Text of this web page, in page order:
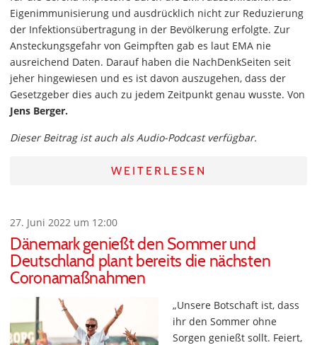
Eigenimmunisierung und ausdrücklich nicht zur Reduzierung
der Infektionsübertragung in der Bevölkerung erfolgte. Zur
Ansteckungsgefahr von Geimpften gab es laut EMA nie
ausreichend Daten. Darauf haben die NachDenkSeiten seit
jeher hingewiesen und es ist davon auszugehen, dass der
Gesetzgeber dies auch zu jedem Zeitpunkt genau wusste. Von
Jens Berger.
Dieser Beitrag ist auch als Audio-Podcast verfügbar.
WEITERLESEN
27. Juni 2022 um 12:00
Dänemark genießt den Sommer und
Deutschland plant bereits die nächsten
Coronamaßnahmen
„Unsere Botschaft ist, dass
ihr den Sommer ohne
Sorgen genießt sollt. Feiert,